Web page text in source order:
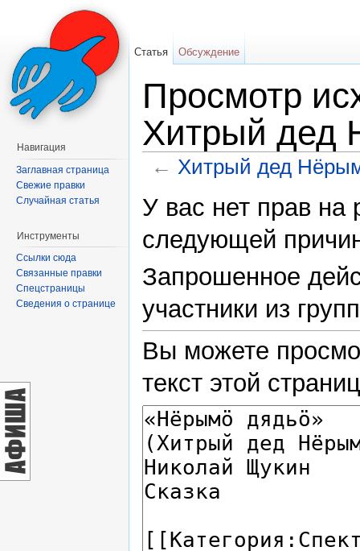
Просмотр
Хитрый дед
← Хитрый дед
У вас нет прав на
следующей
Запрошенное
участники из
Вы можете
текст этой
Статья Обсуждение
Навигация
Заглавная страница
Свежие правки
Случайная статья
Инструменты
Ссылки сюда
Связанные правки
Спецстраницы
Сведения о странице